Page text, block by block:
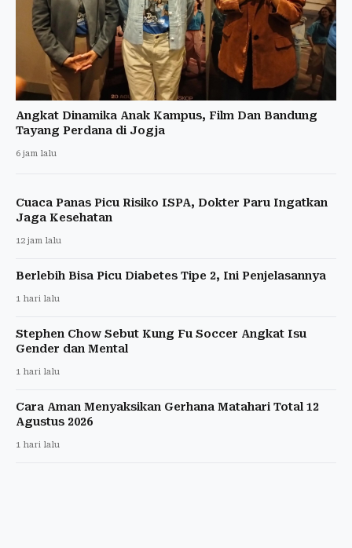
Angkat Dinamika Anak Kampus, Film Dan Bandung
Tayang Perdana di Jogja
6 jam lalu
Cuaca Panas Picu Risiko ISPA, Dokter Paru Ingatkan
Jaga Kesehatan
12 jam lalu
Berlebih Bisa Picu Diabetes Tipe 2, Ini Penjelasannya
1 hari lalu
Stephen Chow Sebut Kung Fu Soccer Angkat Isu
Gender dan Mental
1 hari lalu
Cara Aman Menyaksikan Gerhana Matahari Total 12
Agustus 2026
1 hari lalu